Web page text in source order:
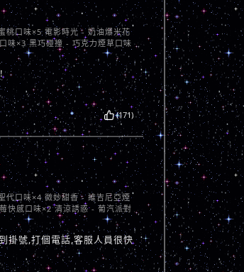
桃口味×5 電影時光 - 奶油爆米花
味×3 黑巧碰撞 - 巧克力煙草口味
(171)
代口味×4 微妙甜香 - 維吉尼亞煙
快感口味×2 清涼誘惑 - 葡汽派對
掛號,打個電話,客服人員很快